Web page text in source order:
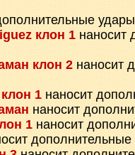
удары
клон 1 наносит
клон 2 наносит
1 наносит
наносит
1 наносит